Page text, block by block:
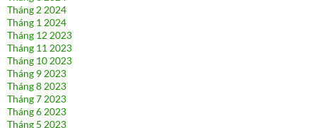
Tháng 2 2024
Tháng 1 2024
Tháng 12 2023
Tháng 11 2023
Tháng 10 2023
Tháng 9 2023
Tháng 8 2023
Tháng 7 2023
Tháng 6 2023
Tháng 5 2023